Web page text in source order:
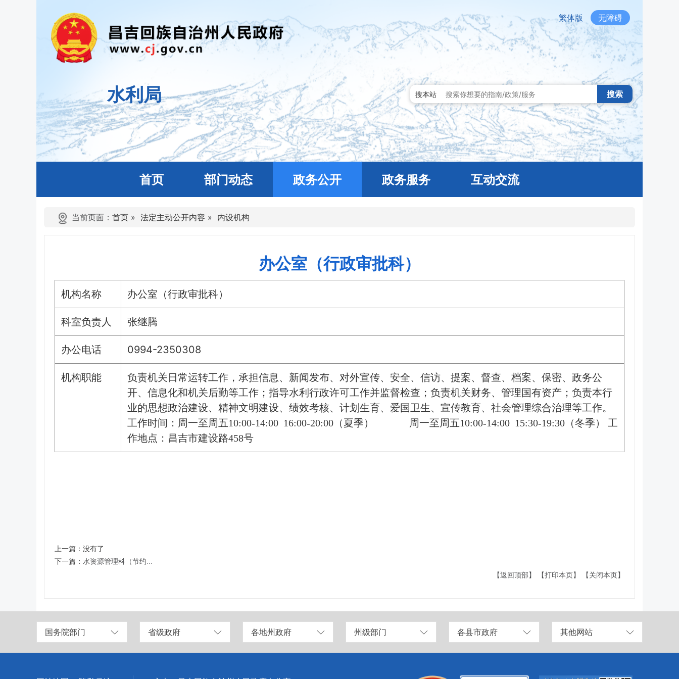
繁体版 无障碍
水利局 搜本站 搜索
首页 部门动态 政务公开 政务服务 互动交流
当前页面： 首页 » 法定主动公开内容 » 内设机构
办公室（行政审批科）
机构名称 办公室（行政审批科）
科室负责人 张继腾
办公电话 0994-2350308
机构职能
负责机关日常运转工作，承担信息、新闻发布、对外宣传、安全、信访、提案、督查、档案、保密、政务公
开、信息化和机关后勤等工作；指导水利行政许可工作并监督检查；负责机关财务、管理国有资产；负责本行
业的思想政治建设、精神文明建设、绩效考核、计划生育、爱国卫生、宣传教育、社会管理综合治理等工作。
工作时间：周一至周五10:00-14:00 16:00-20:00（夏季） 周一至周五10:00-14:00 15:30-19:30（冬季） 工
作地点：昌吉市建设路458号
上一篇： 没有了
下一篇： 水资源管理科（节约...
【返回顶部】
【打印本页】 【关闭本页】
国务院部门 省级政府 各地州政府 州级部门 各县市政府 其他网站